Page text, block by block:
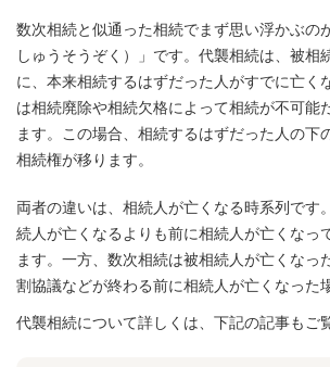
数次相続と似通った相続でまず思い浮かぶの
しゅうそうぞく）」です。代襲相続は、被相
に、本来相続するはずだった人がすでに亡く
は相続廃除や相続欠格によって相続が不可能
ます。この場合、相続するはずだった人の下
相続権が移ります。
両者の違いは、相続人が亡くなる時系列です
続人が亡くなるよりも前に相続人が亡くなっ
ます。一方、数次相続は被相続人が亡くなっ
割協議などが終わる前に相続人が亡くなった
代襲相続について詳しくは、下記の記事もご